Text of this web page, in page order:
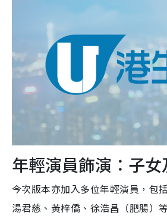
年輕演員飾演：子女
今次版本亦加入多位年輕演員，包
湯君慈、黃梓僑、徐浩昌（肥腸）